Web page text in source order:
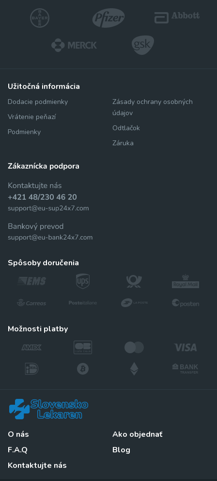
užitočná informácia
Dodacie podmienky
Vrátenie peňazí
Podmienky
Zásady ochrany osobných
údajov
Odtlačok
Záruka
spôsoby doručenia
možnosti platby
O nás
F.A.Q
Kontaktujte nás
Ako objednať
Blog